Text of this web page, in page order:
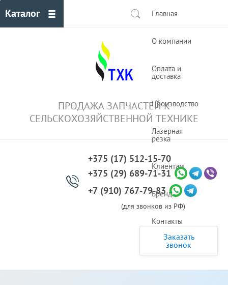
Каталог Главная
О компании
Оплата и
доставка
Производство
Лазерная
резка
Клиентам
Бренды
Контакты
ПРОДАЖА ЗАПЧАСТЕЙ К
СЕЛЬСКОХОЗЯЙСТВЕННОЙ ТЕХНИКЕ
+375 (17) 512-15-70
+375 (29) 689-71-31
+7 (910) 767-79-83
(для звонков из РФ)
Заказать
звонок